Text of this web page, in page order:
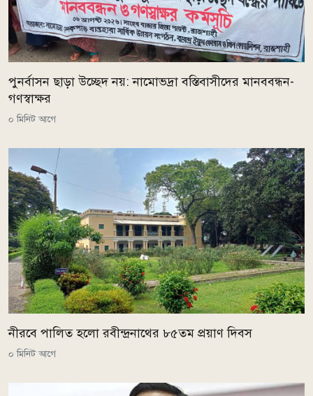
পুনর্বাসন ছাড়া উচ্ছেদ নয়: নামোভদ্রা বস্তিবাসীদের মানববন্ধন-
গণস্বাক্ষর
০ মিনিট আগে
নীরবে পালিত হলো রবীন্দ্রনাথের ৮৫তম প্রয়াণ দিবস
০ মিনিট আগে